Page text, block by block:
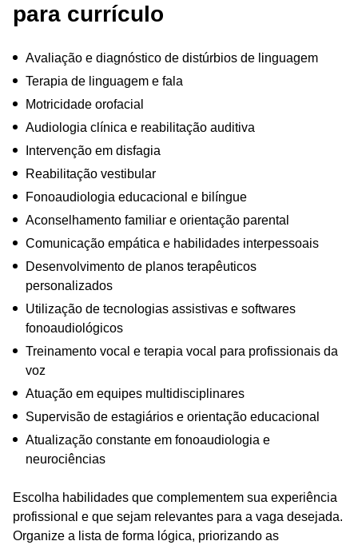
para currículo
Avaliação e diagnóstico de distúrbios de linguagem
Terapia de linguagem e fala
Motricidade orofacial
Audiologia clínica e reabilitação auditiva
Intervenção em disfagia
Reabilitação vestibular
Fonoaudiologia educacional e bilíngue
Aconselhamento familiar e orientação parental
Comunicação empática e habilidades interpessoais
Desenvolvimento de planos terapêuticos
personalizados
Utilização de tecnologias assistivas e softwares
fonoaudiológicos
Treinamento vocal e terapia vocal para profissionais da
voz
Atuação em equipes multidisciplinares
Supervisão de estagiários e orientação educacional
Atualização constante em fonoaudiologia e
neurociências
Escolha habilidades que complementem sua experiência
profissional e que sejam relevantes para a vaga desejada.
Organize a lista de forma lógica, priorizando as